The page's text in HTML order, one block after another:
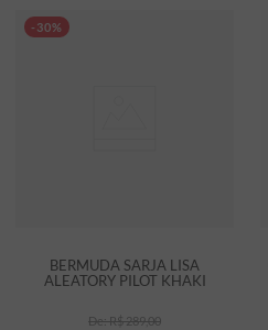
-30%
BERMUDA SARJA LISA
ALEATORY PILOT KHAKI
R$289,00